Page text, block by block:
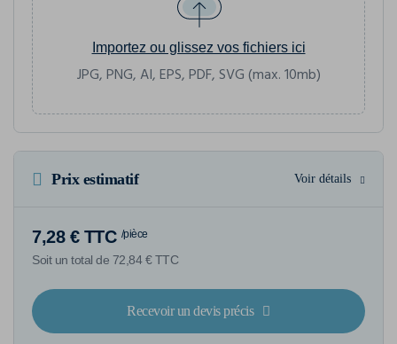
Importez ou glissez vos fichiers ici
JPG, PNG, AI, EPS, PDF, SVG (max. 10mb)
Prix estimatif Voir détails
7,28 € TTC /pièce
Soit un total de 72,84 € TTC
Recevoir un devis précis